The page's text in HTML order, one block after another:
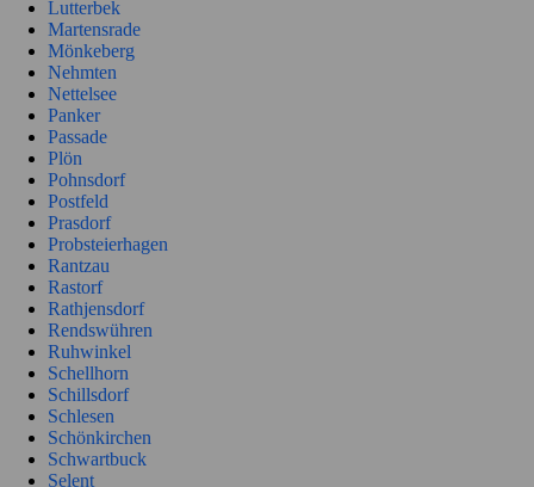
Lutterbek
Martensrade
Mönkeberg
Nehmten
Nettelsee
Panker
Passade
Plön
Pohnsdorf
Postfeld
Prasdorf
Probsteierhagen
Rantzau
Rastorf
Rathjensdorf
Rendswühren
Ruhwinkel
Schellhorn
Schillsdorf
Schlesen
Schönkirchen
Schwartbuck
Selent